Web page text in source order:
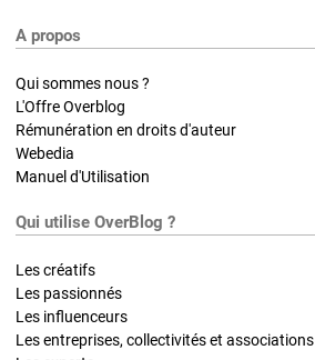
A propos
Qui sommes nous ?
L'Offre Overblog
Rémunération en droits d'auteur
Webedia
Manuel d'Utilisation
Qui utilise OverBlog ?
Les créatifs
Les passionnés
Les influenceurs
Les entreprises, collectivités et associations